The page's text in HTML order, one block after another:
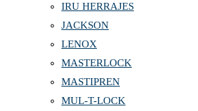
IRU HERRAJES
JACKSON
LENOX
MASTERLOCK
MASTIPREN
MUL-T-LOCK